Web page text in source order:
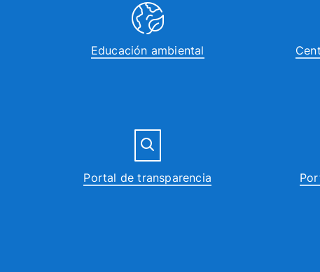
Educación ambiental
Portal de transparencia